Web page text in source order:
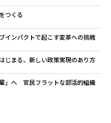
つくる
ンパクトで起こす変革への挑戦
まる、新しい政策実現のあり方
」へ 官民フラットな部活的組織